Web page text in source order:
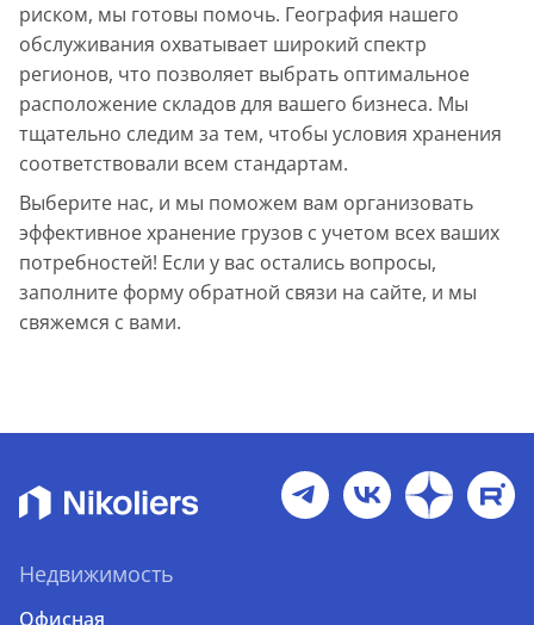
риском, мы готовы помочь. География нашего
обслуживания охватывает широкий спектр
регионов, что позволяет выбрать оптимальное
расположение складов для вашего бизнеса. Мы
тщательно следим за тем, чтобы условия хранения
соответствовали всем стандартам.
Выберите нас, и мы поможем вам организовать
эффективное хранение грузов с учетом всех ваших
потребностей! Если у вас остались вопросы,
заполните форму обратной связи на сайте, и мы
свяжемся с вами.
Недвижимость
Офисная